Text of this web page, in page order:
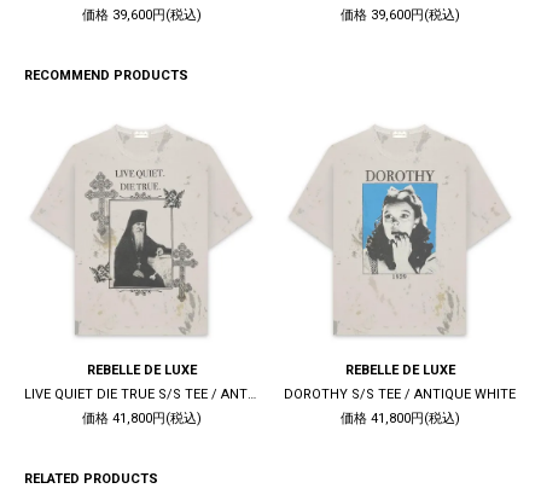
価格 39,600円(税込)
価格 39,600円(税込)
RECOMMEND PRODUCTS
REBELLE DE LUXE
LIVE QUIET DIE TRUE S/S TEE / ANTIQUE WHITE
価格 41,800円(税込)
REBELLE DE LUXE
DOROTHY S/S TEE / ANTIQUE WHITE
価格 41,800円(税込)
RELATED PRODUCTS